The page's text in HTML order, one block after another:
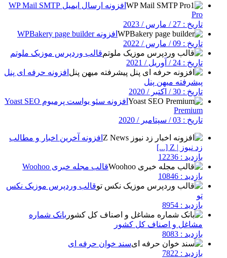
افزونه ارسال ایمیل WP Mail SMTP
Pro
تاریخ : 27 / مارس / 2023
افزونه WPBakery page builder
تاریخ : 09 / مارس / 2022
قالب وردپرس موزیک ملوتم
تاریخ : 24 / آوریل / 2021
افزونه حرفه ای پنل
پیشرفته میهن پنل
تاریخ : 30 / اکتبر / 2020
افزونه سئو یواست پرمیوم Yoast SEO
Premium
تاریخ : 03 / سپتامبر / 2020
افزونه آخرین اخبار و مطالب
زد نیوز | Z [...]
بازدید : 12236
قالب مجله خبری Woohoo
بازدید : 10846
قالب وردپرس موزیک نکس
تو
بازدید : 8954
بانک شماره
مشاغل و اصناف کل کشور
بازدید : 8083
سند خوان حرفه ای
بازدید : 7822